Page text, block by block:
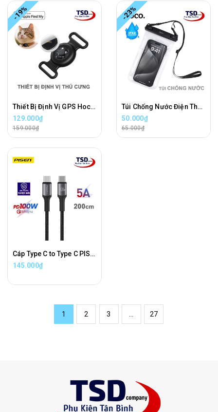
-19%
Thiết Bị Định Vị GPS Hoco E91C Giúp Theo Dõi Vị Trí Thú Cưng, Đồ Đạc, Xe Cộ Chính Xác
129.000₫
159.000₫
-23%
Túi Chống Nước Điện Thoại Hoco HX52 - Bag Waterproof Phone
50.000₫
65.000₫
Cáp Type C to Type C PISEN PRO Sạc Nhanh PD 100W Dài 2 Mét Chính Hãng
145.000₫
1 2 3 27